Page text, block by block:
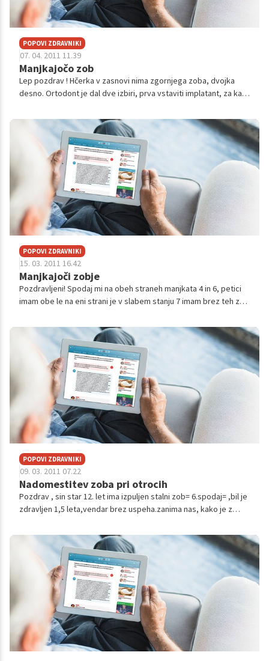
POPOVI ZDRAVNIKI
07. 04. 2011 11.39
Manjkajočo zob
Lep pozdrav ! Hčerka v zasnovi nima zgornjega zoba, dvojka
desno. Ortodont je dal dve izbiri, prva vstaviti implatant, za kar
zob dv...
POPOVI ZDRAVNIKI
15. 03. 2011 16.42
Manjkajoči zobje
Pozdravljeni! Spodaj mi na obeh straneh manjkata 4 in 6, petici
imam obe le na eni strani je v slabem stanju 7 imam brez teh zob
mostič...
POPOVI ZDRAVNIKI
09. 03. 2011 07.22
Nadomestitev zoba pri otrocih
Pozdrav , sin star 12. let ima izpuljen stalni zob= 6.spodaj= ,bil je
zdravljen 1,5 leta,vendar brez uspeha.zanima nas, kako je z
napo...